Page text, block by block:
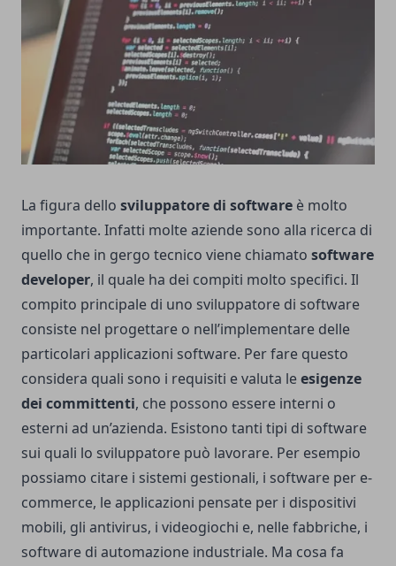
La figura dello sviluppatore di software è molto
importante. Infatti molte aziende sono alla ricerca di
quello che in gergo tecnico viene chiamato software
developer, il quale ha dei compiti molto specifici. Il
compito principale di uno sviluppatore di software
consiste nel progettare o nell’implementare delle
particolari applicazioni software. Per fare questo
considera quali sono i requisiti e valuta leesigenze
dei committenti, che possono essere interni o
esterni ad un’azienda. Esistono tanti tipi di software
sui quali lo sviluppatore può lavorare. Per esempio
possiamo citare i sistemi gestionali, i software per e-
commerce, le applicazioni pensate per i dispositivi
mobili, gli antivirus, i videogiochi e, nelle fabbriche, i
software di automazione industriale. Ma cosa fa